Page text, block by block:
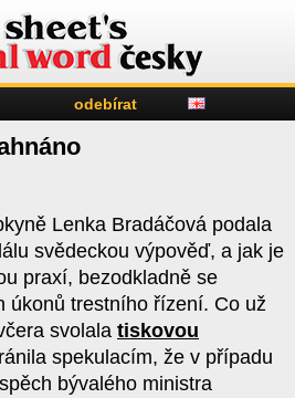
odebírat
Lenka Bradáčová podala
svědeckou výpověď, a jak je
praxí, bezodkladně se
úkonů trestního řízení. Co už
svolala tiskovou
spekulacím, že v případu
bývalého ministra